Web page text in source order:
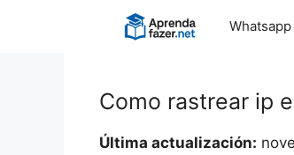
Whatsapp
Como rastrear ip
Última actualización: